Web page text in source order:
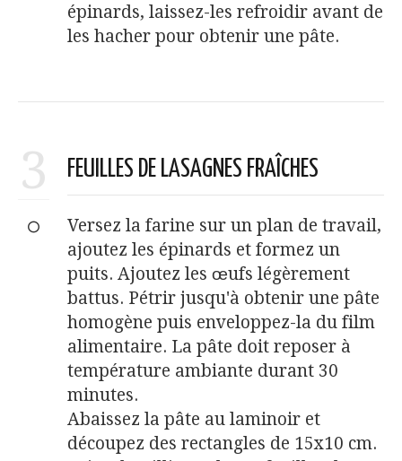
épinards, laissez-les refroidir avant de
les hacher pour obtenir une pâte.
3 FEUILLES DE LASAGNES FRAÎCHES
Versez la farine sur un plan de travail,
ajoutez les épinards et formez un
puits. Ajoutez les œufs légèrement
battus. Pétrir jusqu'à obtenir une pâte
homogène puis enveloppez-la du film
alimentaire. La pâte doit reposer à
température ambiante durant 30
minutes.
Abaissez la pâte au laminoir et
découpez des rectangles de 15x10 cm.